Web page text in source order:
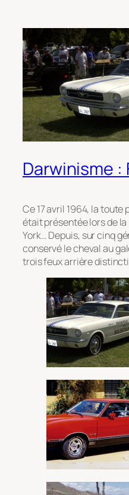
Darwinisme :
Ce 17 avril 1964, la
était présentée lors de
York… Depuis, sur cinq
conservé le cheval au
trois feux arrière